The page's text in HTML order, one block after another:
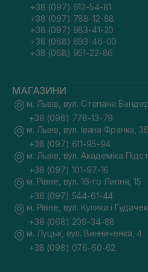
+38 (097) 612-54-81
+38 (097) 788-12-88
+38 (097) 983-41-20
+38 (068) 693-46-00
+38 (068) 951-22-86
МАГАЗИНИ
м. Львів, вул. Степана
+38 (098) 778-13-79
м. Львів, вул. Івана Франка, 36
+38 (097) 611-95-94
м. Львів, вул. Академіка
+38 (097) 101-97-16
м. Рівне, вул. 16-го Липня, 15
+38 (097) 544-61-44
м. Рівне, вул. Кулика і
+38 (068) 209-34-88
м. Луцьк, вул. Винниченка, 4
+38 (098) 076-60-62